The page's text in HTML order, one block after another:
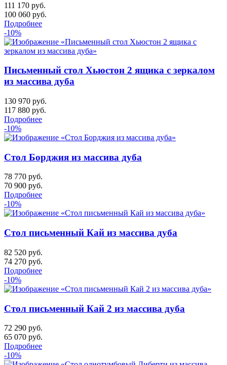
111 170 руб.
100 060 руб.
Подробнее
-10%
Письменный стол Хьюстон 2 ящика с зеркалом
из массива дуба
130 970 руб.
117 880 руб.
Подробнее
-10%
Стол Борджия из массива дуба
78 770 руб.
70 900 руб.
Подробнее
-10%
Стол письменный Кай из массива дуба
82 520 руб.
74 270 руб.
Подробнее
-10%
Стол письменный Кай 2 из массива дуба
72 290 руб.
65 070 руб.
Подробнее
-10%